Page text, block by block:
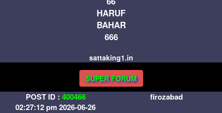
HARUF
BAHAR
666
sattaking1.in
SUPER FORUM
POST ID : 400466
02:27:12 pm 2026-06-26
firozabad